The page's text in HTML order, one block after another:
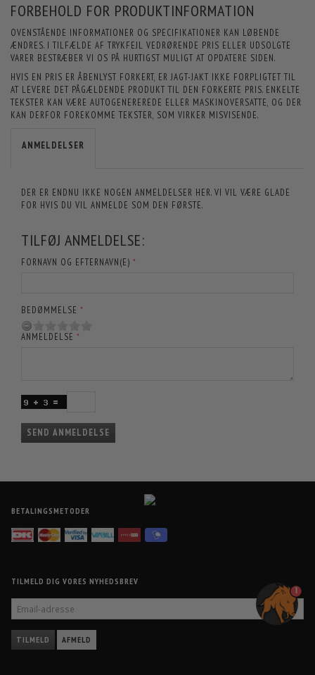
FORBEHOLD FOR PRODUKTINFORMATION
OVENSTÅENDE INFORMATIONER OG SPECIFIKATIONER KAN LØBENDE
ÆNDRES. I TILFÆLDE AF TRYKFEJL VEDRØRENDE PRIS ELLER UDSOLGTE
VARER BESTRÆBER VI OS PÅ HURTIGST MULIGT AT OPDATERE SIDEN.
HVIS EN PRIS ER ÅBENLYST FORKERT, ER JAGT-JAKT IKKE FORPLIGTET TIL
AT LEVERE DET PÅGÆLDENDE PRODUKT TIL DEN FORKERTE PRIS. ENKELTE
TEKSTER KAN VÆRE AUTOGENEREREDE ELLER MASKINOVERSATTE, OG DER
KAN DERFOR FOREKOMME TEKSTER, SOM VIRKER MISVISENDE.
ANMELDELSER
DER ER ENDNU IKKE NOGEN ANMELDELSER HER. VI VIL VÆRE GLADE
FOR HVIS DU VIL ANMELDE SOM DEN FØRSTE.
TILFØJ ANMELDELSE:
FORNAVN OG EFTERNAVN(E)
BEDØMMELSE
ANMELDELSE
SEND ANMELDELSE
BETALINGSMETODER
TILMELD DIG VORES NYHEDSBREV
ADRESSE
TILMELD AFMELD
1